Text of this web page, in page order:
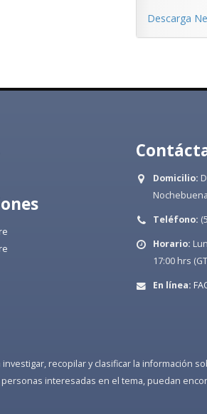
Descarga
Domicilio:
Teléfono:
Horario:
17:00 hrs
En línea:
recopilar y clasificar la información
interesadas en el tema, puedan